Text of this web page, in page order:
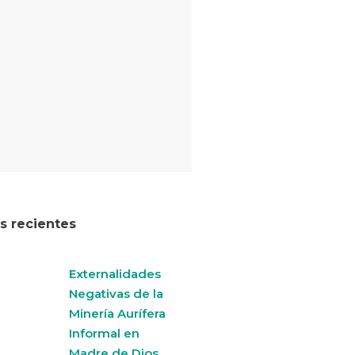
recientes
Externalidades
Negativas de la
Minería Aurífera
Informal en